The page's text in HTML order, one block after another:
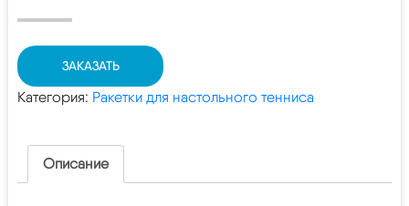
ЗАКАЗАТЬ
Категория: Ракетки для настольного тенниса
Описание